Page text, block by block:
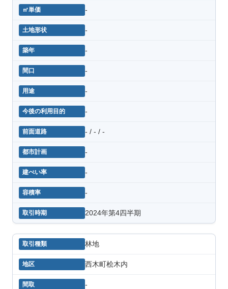
-
-
-
-
-
-
- / - / -
-
-
-
2024年第4四半期
林地
西木町桧木内
-